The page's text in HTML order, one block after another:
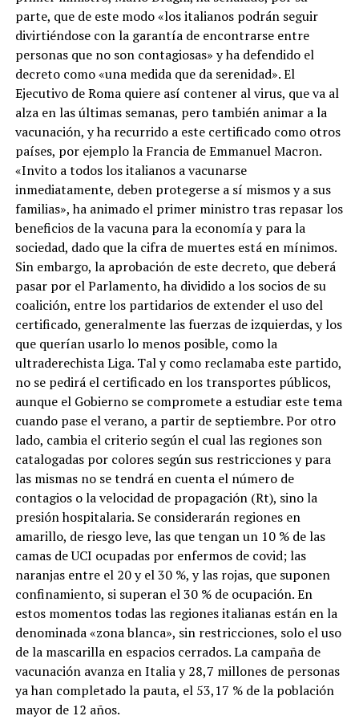
parte, que de este modo «los italianos podrán seguir
divirtiéndose con la garantía de encontrarse entre
personas que no son contagiosas» y ha defendido el
decreto como «una medida que da serenidad». El
Ejecutivo de Roma quiere así contener al virus, que va al
alza en las últimas semanas, pero también animar a la
vacunación, y ha recurrido a este certificado como otros
países, por ejemplo la Francia de Emmanuel Macron.
«Invito a todos los italianos a vacunarse
inmediatamente, deben protegerse a sí mismos y a sus
familias», ha animado el primer ministro tras repasar los
beneficios de la vacuna para la economía y para la
sociedad, dado que la cifra de muertes está en mínimos.
Sin embargo, la aprobación de este decreto, que deberá
pasar por el Parlamento, ha dividido a los socios de su
coalición, entre los partidarios de extender el uso del
certificado, generalmente las fuerzas de izquierdas, y los
que querían usarlo lo menos posible, como la
ultraderechista Liga. Tal y como reclamaba este partido,
no se pedirá el certificado en los transportes públicos,
aunque el Gobierno se compromete a estudiar este tema
cuando pase el verano, a partir de septiembre. Por otro
lado, cambia el criterio según el cual las regiones son
catalogadas por colores según sus restricciones y para
las mismas no se tendrá en cuenta el número de
contagios o la velocidad de propagación (Rt), sino la
presión hospitalaria. Se considerarán regiones en
amarillo, de riesgo leve, las que tengan un 10 % de las
camas de UCI ocupadas por enfermos de covid; las
naranjas entre el 20 y el 30 %, y las rojas, que suponen
confinamiento, si superan el 30 % de ocupación. En
estos momentos todas las regiones italianas están en la
denominada «zona blanca», sin restricciones, solo el uso
de la mascarilla en espacios cerrados. La campaña de
vacunación avanza en Italia y 28,7 millones de personas
ya han completado la pauta, el 53,17 % de la población
mayor de 12 años.